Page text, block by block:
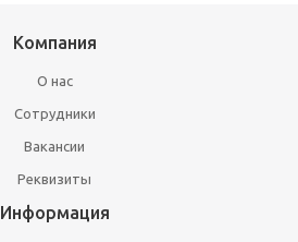
Компания
О нас
Сотрудники
Вакансии
Реквизиты
Информация